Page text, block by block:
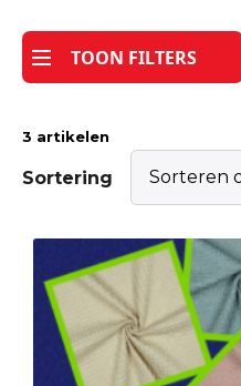
TOON FILTERS
3 artikelen
Sortering
product
heeft
meerdere
variaties.